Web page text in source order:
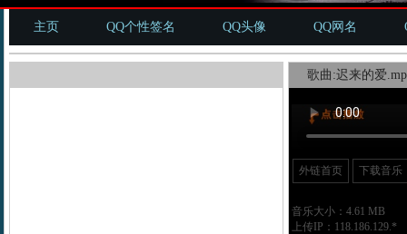
主页 QQ个性签名 QQ头像 QQ网名
歌曲:迟来的爱
外链首页 下载音乐
音乐大小：4.61 MB
上传IP：118.186.129.*